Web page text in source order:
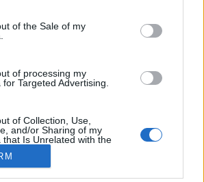
specified purposes in below Google
of the Sale of my
of processing my
Targeted Advertising.
of Collection, Use,
and/or Sharing of my
that Is Unrelated with the
it was collected.
#vérnyomás#stroke
#rákbetegség
#ekcéma
#herpesz
05-12